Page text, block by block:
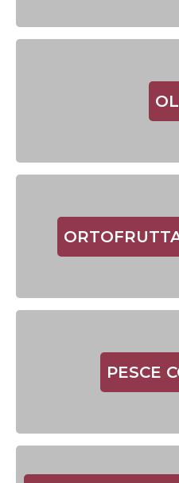
PESCE